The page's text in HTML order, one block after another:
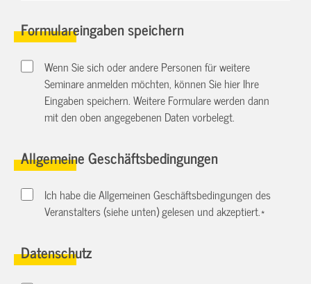
Formulareingaben speichern
Wenn Sie sich oder andere Personen für weitere
Seminare anmelden möchten, können Sie hier Ihre
Eingaben speichern. Weitere Formulare werden dann
mit den oben angegebenen Daten vorbelegt.
Allgemeine Geschäftsbedingungen
Ich habe die Allgemeinen Geschäftsbedingungen des
Veranstalters (siehe unten) gelesen und akzeptiert.*
Datenschutz